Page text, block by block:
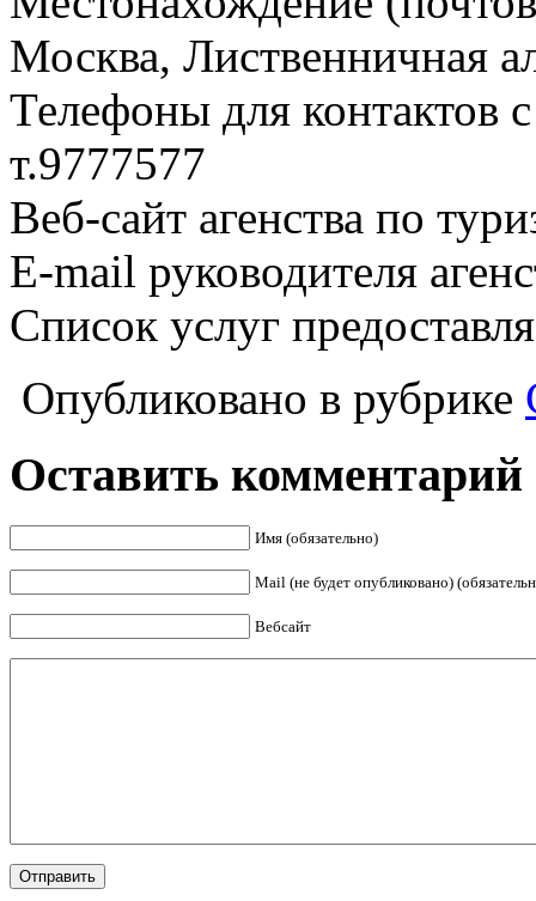
Москва, Лиственничная
Телефоны для контактов
т.9777577
Веб-сайт агенства по
E-mail руководителя
Список услуг
Опубликовано в рубрике
Оставить комментарий
Имя (обязательно)
Mail (не будет опубликовано)
Вебсайт